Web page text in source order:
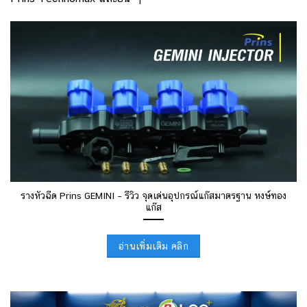
รางหัวฉีด Prins GEMINI – รีวิว จุดเด่นอุปกรณ์แก๊สมาตรฐาน หงษ์ทอง
แก๊ส
อ่านเพิ่มเติม คลิก